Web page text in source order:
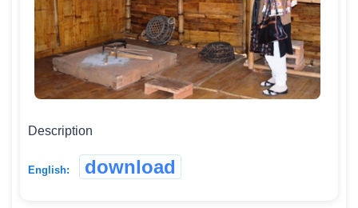
Description
English: download